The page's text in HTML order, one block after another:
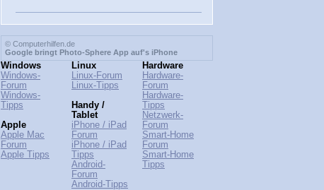
© Computerhilfen.de
Google bringt Photo-Sphere App auf's iPhone
Windows
Windows-
Forum
Windows-
Tipps
Apple
Apple Mac
Forum
Apple Tipps
Linux
Linux-Forum
Linux-Tipps
Handy /
Tablet
iPhone / iPad
Forum
iPhone / iPad
Tipps
Android-
Forum
Android-Tipps
Hardware
Hardware-
Forum
Hardware-
Tipps
Netzwerk-
Forum
Smart-Home
Forum
Smart-Home
Tipps